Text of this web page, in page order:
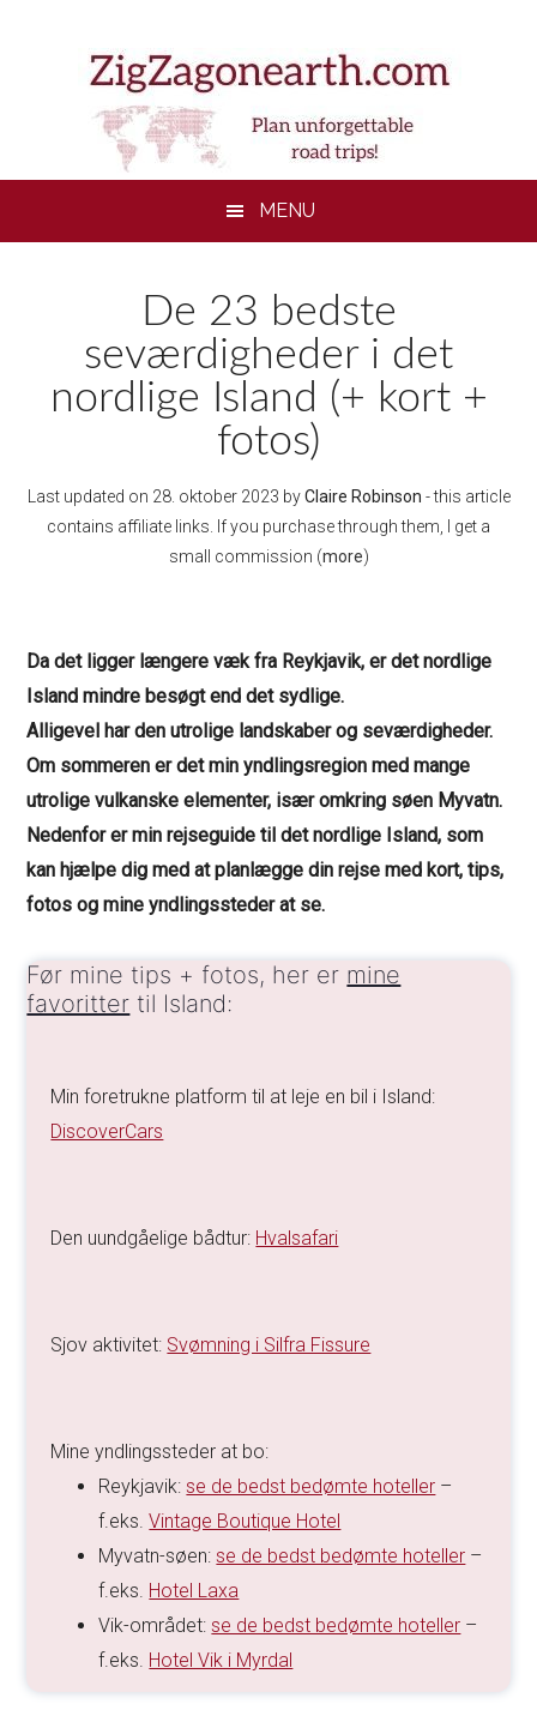
MENU
De 23 bedste
seværdigheder i det
nordlige Island (+ kort +
fotos)
Last updated on 28. oktober 2023 byClaire Robinson - this article
contains affiliate links. If you purchase through them, I get a
small commission (more)
Da det ligger længere væk fra Reykjavik, er det nordlige
Island mindre besøgt end det sydlige.
Alligevel har den utrolige landskaber og seværdigheder.
Om sommeren er det min yndlingsregion med mange
utrolige vulkanske elementer, især omkring søen Myvatn.
Nedenfor er min rejseguide til det nordlige Island, som
kan hjælpe dig med at planlægge din rejse med kort, tips,
fotos og mine yndlingssteder at se.
Før mine tips + fotos, her er mine
favoritter til Island:
Min foretrukne platform til at leje en bil i Island:
DiscoverCars
Den uundgåelige bådtur: Hvalsafari
Sjov aktivitet: Svømning i Silfra Fissure
Mine yndlingssteder at bo:
Reykjavik:se de bedst bedømte hoteller –
f.eks.Vintage Boutique Hotel
Myvatn-søen:se de bedst bedømte hoteller –
f.eks. Hotel Laxa
Vik-området:se de bedst bedømte hoteller –
f.eks. Hotel Vik i Myrdal